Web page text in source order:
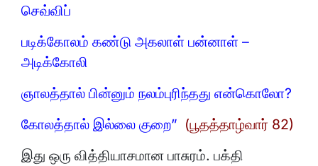
செவ்விப்
படிக்கோலம் கண்டு அகலாள் பன்னாள் –
அடிக்கோலி
ஞாலத்தால் பின்னும் நலம்புரிந்தது என்கொலோ?
கோலத்தால் இல்லை குறை” (பூதத்தாழ்வார் 82)
இது ஒரு வித்தியாசமான பாசுரம். பக்தி